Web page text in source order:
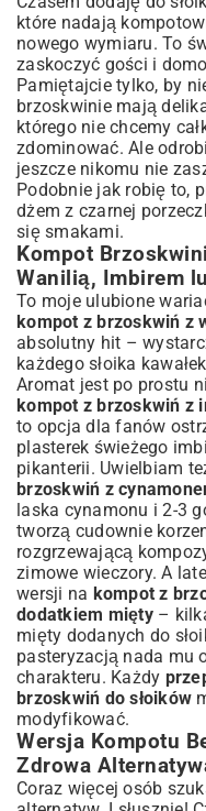
które nadają
nowego wymiaru. To
zaskoczyć gości i
Pamiętajcie tylko, by
brzoskwinie mają
którego nie chcemy
zdominować. Ale
jeszcze nikomu nie
Podobnie jak robię to,
dżem z czarnej
się smakami.
Kompot
Wanilią, Imbirem
To moje ulubione
kompot z brzoskwiń z
absolutny hit –
każdego słoika
Aromat jest po prostu
kompot z brzoskwiń z
to opcja dla fanów
plasterek świeżego
pikanterii. Uwielbiam
brzoskwiń z
laska cynamonu i 2-3
tworzą cudownie
rozgrzewającą
zimowe wieczory. A
wersji na kompot z
dodatkiem mięty–
mięty dodanych do
pasteryzacją nada mu
charakteru. Każdy
brzoskwiń do słoików
modyfikować.
Wersja Kompotu
Zdrowa
Coraz więcej osób